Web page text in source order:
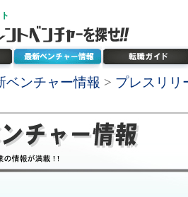
ベンチャー情報 > プレスリリ